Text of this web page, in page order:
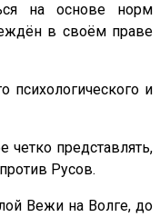
на основе норм
в своём праве
психологического и
четко представлять,
Русов.
Вежи на Волге, до